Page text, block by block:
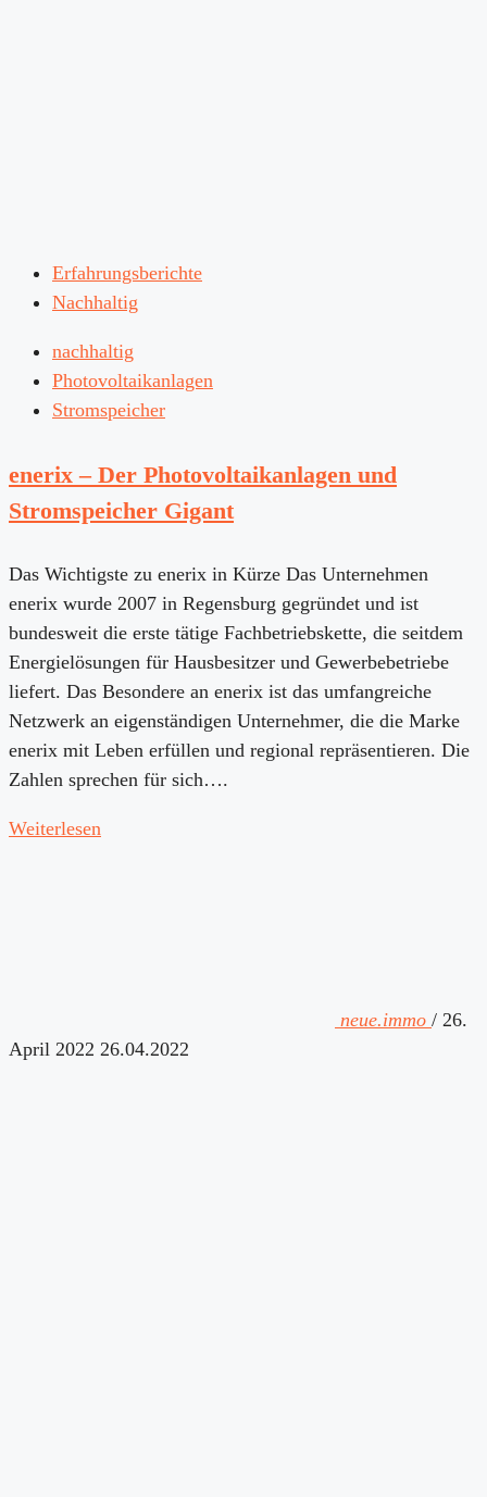
Erfahrungsberichte
Nachhaltig
nachhaltig
Photovoltaikanlagen
Stromspeicher
enerix – Der Photovoltaikanlagen und
Stromspeicher Gigant
Das Wichtigste zu enerix in Kürze Das Unternehmen
enerix wurde 2007 in Regensburg gegründet und ist
bundesweit die erste tätige Fachbetriebskette, die seitdem
Energielösungen für Hausbesitzer und Gewerbebetriebe
liefert. Das Besondere an enerix ist das umfangreiche
Netzwerk an eigenständigen Unternehmer, die die Marke
enerix mit Leben erfüllen und regional repräsentieren. Die
Zahlen sprechen für sich….
Weiterlesen
neue.immo / 26.
April 2022 26.04.2022